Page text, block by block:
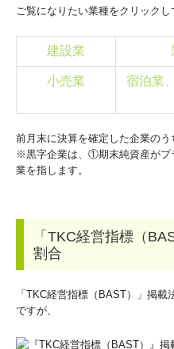
ご覧になりたい業種をクリックし
建設業
小売業
宿泊業
前月末に決算を確定した企業の
※黒字企業は、①期末純資産が
業を指します。
「TKC経営指標（
割合
「TKC経営指標（BAST）」掲載
ですが、